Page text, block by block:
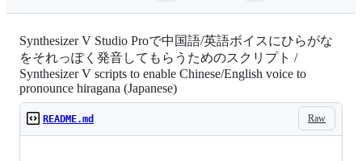
c/
Synthesizer V Studio Proで中国語/英語ボイスにひらがな
をそれっぽく発音してもらうためのスクリプト /
Synthesizer V scripts to enable Chinese/English voice to
pronounce hiragana (Japanese)
Raw
README.md